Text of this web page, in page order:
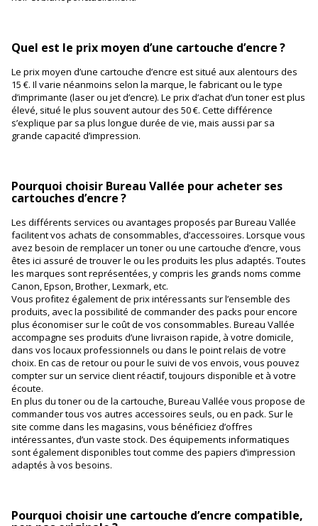
Quel est le prix moyen d’une cartouche d’encre ?
Le prix moyen d’une cartouche d’encre est situé aux alentours des
15 €. Il varie néanmoins selon la marque, le fabricant ou le type
d’imprimante (laser ou jet d’encre). Le prix d’achat d’un toner est plus
élevé, situé le plus souvent autour des 50 €. Cette différence
s’explique par sa plus longue durée de vie, mais aussi par sa
grande capacité d’impression.
Pourquoi choisir Bureau Vallée pour acheter ses
cartouches d’encre ?
Les différents services ou avantages proposés par Bureau Vallée
facilitent vos achats de consommables, d’accessoires. Lorsque vous
avez besoin de remplacer un toner ou une cartouche d’encre, vous
êtes ici assuré de trouver le ou les produits les plus adaptés. Toutes
les marques sont représentées, y compris les grands noms comme
Canon, Epson, Brother, Lexmark, etc.
Vous profitez également de prix intéressants sur l’ensemble des
produits, avec la possibilité de commander des packs pour encore
plus économiser sur le coût de vos consommables. Bureau Vallée
accompagne ses produits d’une livraison rapide, à votre domicile,
dans vos locaux professionnels ou dans le point relais de votre
choix. En cas de retour ou pour le suivi de vos envois, vous pouvez
compter sur un service client réactif, toujours disponible et à votre
écoute.
En plus du toner ou de la cartouche, Bureau Vallée vous propose de
commander tous vos autres accessoires seuls, ou en pack. Sur le
site comme dans les magasins, vous bénéficiez d’offres
intéressantes, d’un vaste stock. Des équipements informatiques
sont également disponibles tout comme des papiers d’impression
adaptés à vos besoins.
Pourquoi choisir une cartouche d’encre compatible,